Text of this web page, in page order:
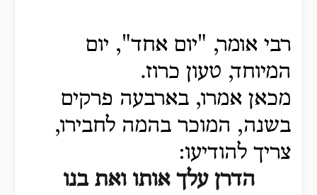
רבי אומר, "יום אחד", יום
המיוחד, טעון כרוז.
מכאן אמרו, בארבעה פרקים
בשנה, המוכר בהמה לחבירו,
צריך להודיעו:
הדרן עלך אותו ואת בנו